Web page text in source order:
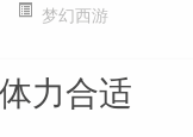
梦幻西游
力合适